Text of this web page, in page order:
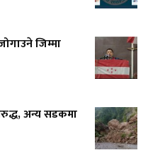
जिम्मा
अन्य सडकमा